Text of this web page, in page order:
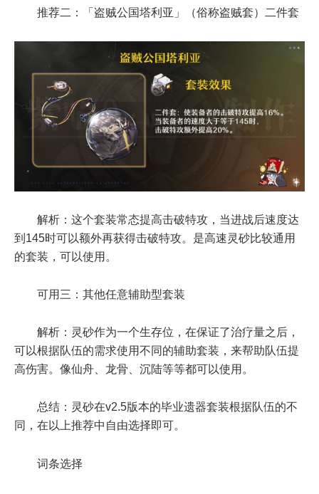
推荐二：「盗贼公国塔利亚」（俗称盗贼套）二件套
解析：这个套装常态提高击破特攻，当进战后速度达
到145时可以额外再获得击破特攻。是高速灵砂比较通用
的套装，可以使用。
可用三：其他任意辅助型套装
解析：灵砂作为一个生存位，在保证了治疗量之后，
可以根据队伍的需求使用不同的辅助套装，来帮助队伍提
高伤害。像仙舟、龙骨、沉陆等等都可以使用。
总结：灵砂在v2.5版本的毕业遗器套装根据队伍的不
同，在以上推荐中自由选择即可。
词条选择